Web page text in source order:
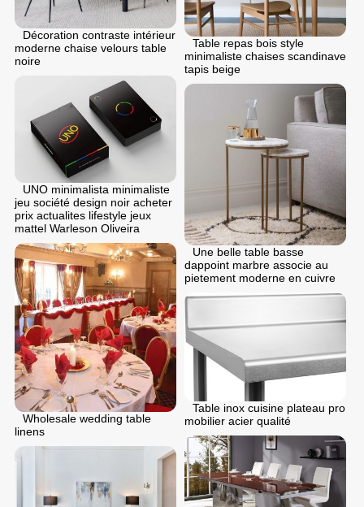
Décoration contraste intérieur
moderne chaise velours table
noire
Table repas bois style
minimaliste chaises scandinave
tapis beige
UNO minimalista minimaliste
jeu société design noir acheter
prix actualites lifestyle jeux
mattel Warleson Oliveira
Une belle table basse
dappoint marbre associe au
pietement moderne en cuivre
Wholesale wedding table
linens
Table inox cuisine plateau pro
mobilier acier qualité